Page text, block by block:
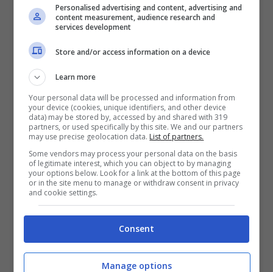
Personalised advertising and content, advertising and
content measurement, audience research and
services development
Store and/or access information on a device
Learn more
Your personal data will be processed and information from
your device (cookies, unique identifiers, and other device
data) may be stored by, accessed by and shared with 319
partners, or used specifically by this site. We and our partners
may use precise geolocation data. List of partners.
Some vendors may process your personal data on the basis
of legitimate interest, which you can object to by managing
your options below. Look for a link at the bottom of this page
or in the site menu to manage or withdraw consent in privacy
and cookie settings.
Consent
Manage options